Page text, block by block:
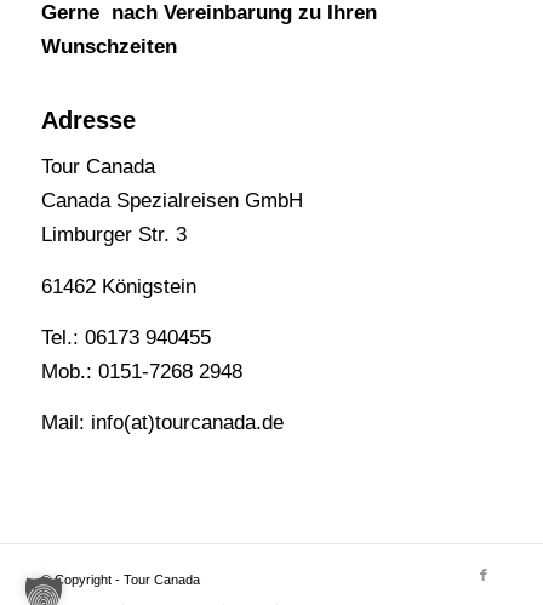
Gerne nach Vereinbarung zu Ihren
Wunschzeiten
Adresse
Tour Canada
Canada Spezialreisen GmbH
Limburger Str. 3
61462 Königstein
Tel.: 06173 940455
Mob.: 0151-7268 2948
Mail: info(at)tourcanada.de
© Copyright - Tour Canada